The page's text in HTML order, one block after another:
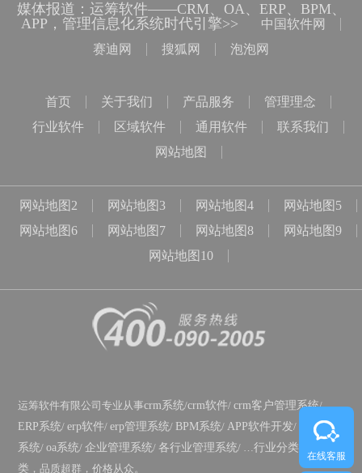
在线客服
媒体报道：运筹软件——CRM、OA、ERP、BPM、
APP，管理信息化系统时代引擎>>
中国软件网
赛迪网
搜狐网 泡泡网
首页 关于我们 产品服务
管理理念
行业软件
区域软件 通用软件
联系我们
网站地图
网站地图2 网站地图3 网站地图4
网站地图5
网站地图6
网站地图7 网站地图8
网站地图9
网站地图10
运筹软件有限公司专业从事crm系统/crm软件/crm客户管理系统/
ERP系统/erp软件/erp管理系统/ BPM系统/APP软件开发/
政务OA
系统/oa系统/ 企业管理系统/ 各行业管理系统/ …行业分类
类 ，品质超群，价格从众。